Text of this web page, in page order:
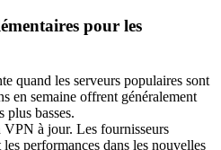
pour les
quand les serveurs populaires sont
en semaine offrent généralement
plus basses.
à jour. Les fournisseurs
performances dans les nouvelles